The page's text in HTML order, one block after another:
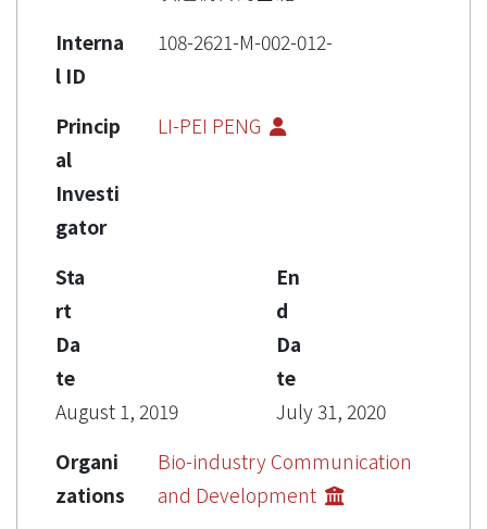
Interna
l ID
108-2621-M-002-012-
Princip
al
Investi
gator
LI-PEI PENG
Sta
rt
Da
te
August 1, 2019
En
d
Da
te
July 31, 2020
Organi
zations
Bio-industry Communication
and Development